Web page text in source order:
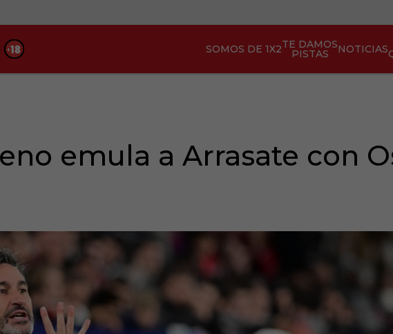
SOMOS DE 1X2TE DAMOS
PISTAS NOTICIAS
emula a Arrasate con